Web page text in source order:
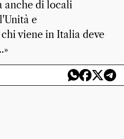
anche di locali
e
viene in Italia deve